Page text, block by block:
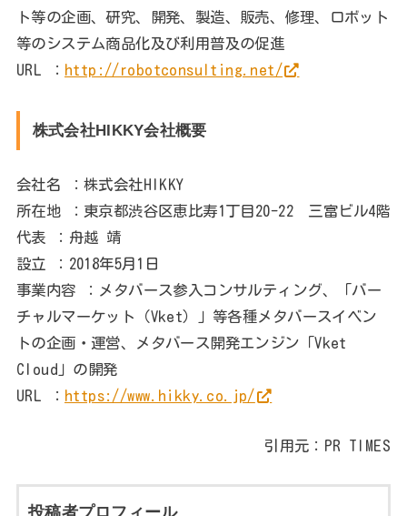
ト等の企画、研究、開発、製造、販売、修理、ロボット
等のシステム商品化及び利用普及の促進
URL ： http://robotconsulting.net/
株式会社HIKKY会社概要
会社名 ：株式会社HIKKY
所在地 ：東京都渋谷区恵比寿1丁目20-22 三富ビル4階
代表 ：舟越 靖
設立 ：2018年5月1日
事業内容 ：メタバース参入コンサルティング、「バー
チャルマーケット（Vket）」等各種メタバースイベン
トの企画・運営、メタバース開発エンジン「Vket
Cloud」の開発
URL ： https://www.hikky.co.jp/
引用元：PR TIMES
投稿者プロフィール